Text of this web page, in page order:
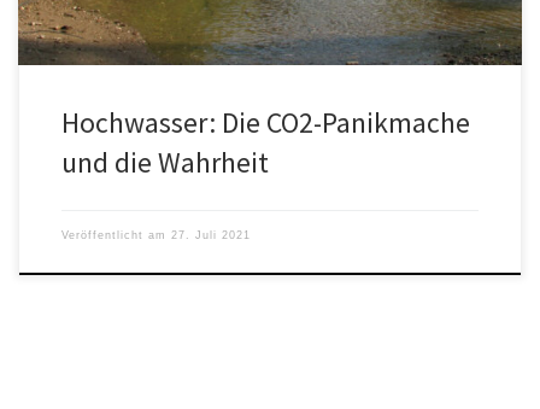
Hochwasser: Die CO2-Panikmache
und die Wahrheit
Veröffentlicht am 27. Juli 2021